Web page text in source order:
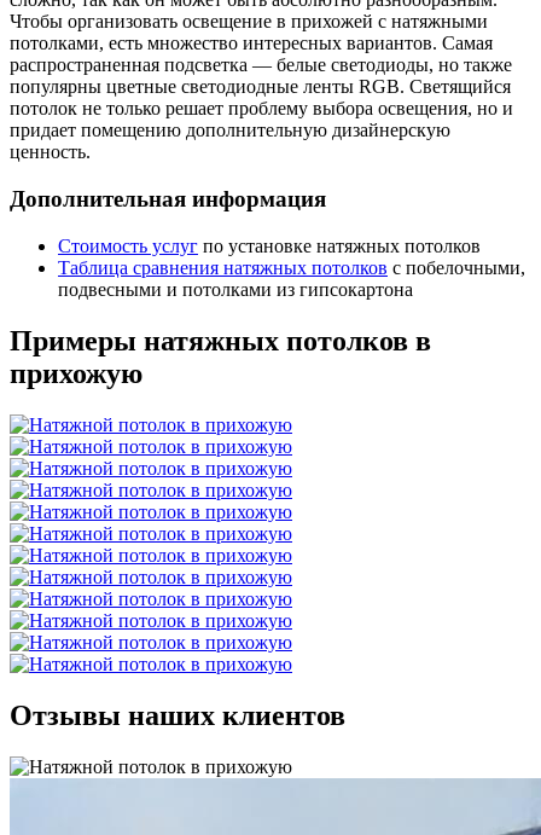
Чтобы организовать освещение в прихожей с натяжными
потолками, есть множество интересных вариантов. Самая
распространенная подсветка — белые светодиоды, но также
популярны цветные светодиодные ленты RGB. Светящийся
потолок не только решает проблему выбора освещения, но и
придает помещению дополнительную дизайнерскую
ценность.
Дополнительная информация
Стоимость услуг по установке натяжных потолков
Таблица сравнения натяжных потолков с побелочными,
подвесными и потолками из гипсокартона
Примеры натяжных потолков в
прихожую
Отзывы наших клиентов